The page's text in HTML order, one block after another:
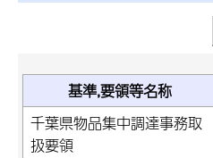
基準,要領等名称
千葉県物品集中調達事務取
扱要領